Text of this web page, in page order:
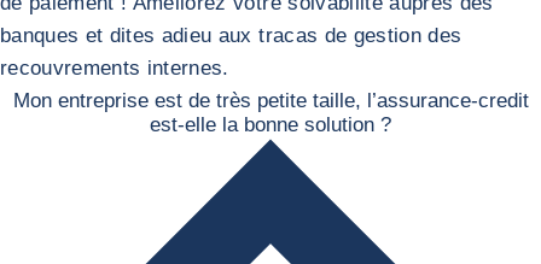
banques et dites adieu aux tracas de gestion des
recouvrements internes.
Mon entreprise est de très petite taille, l’assurance-credit
est-elle la bonne solution ?